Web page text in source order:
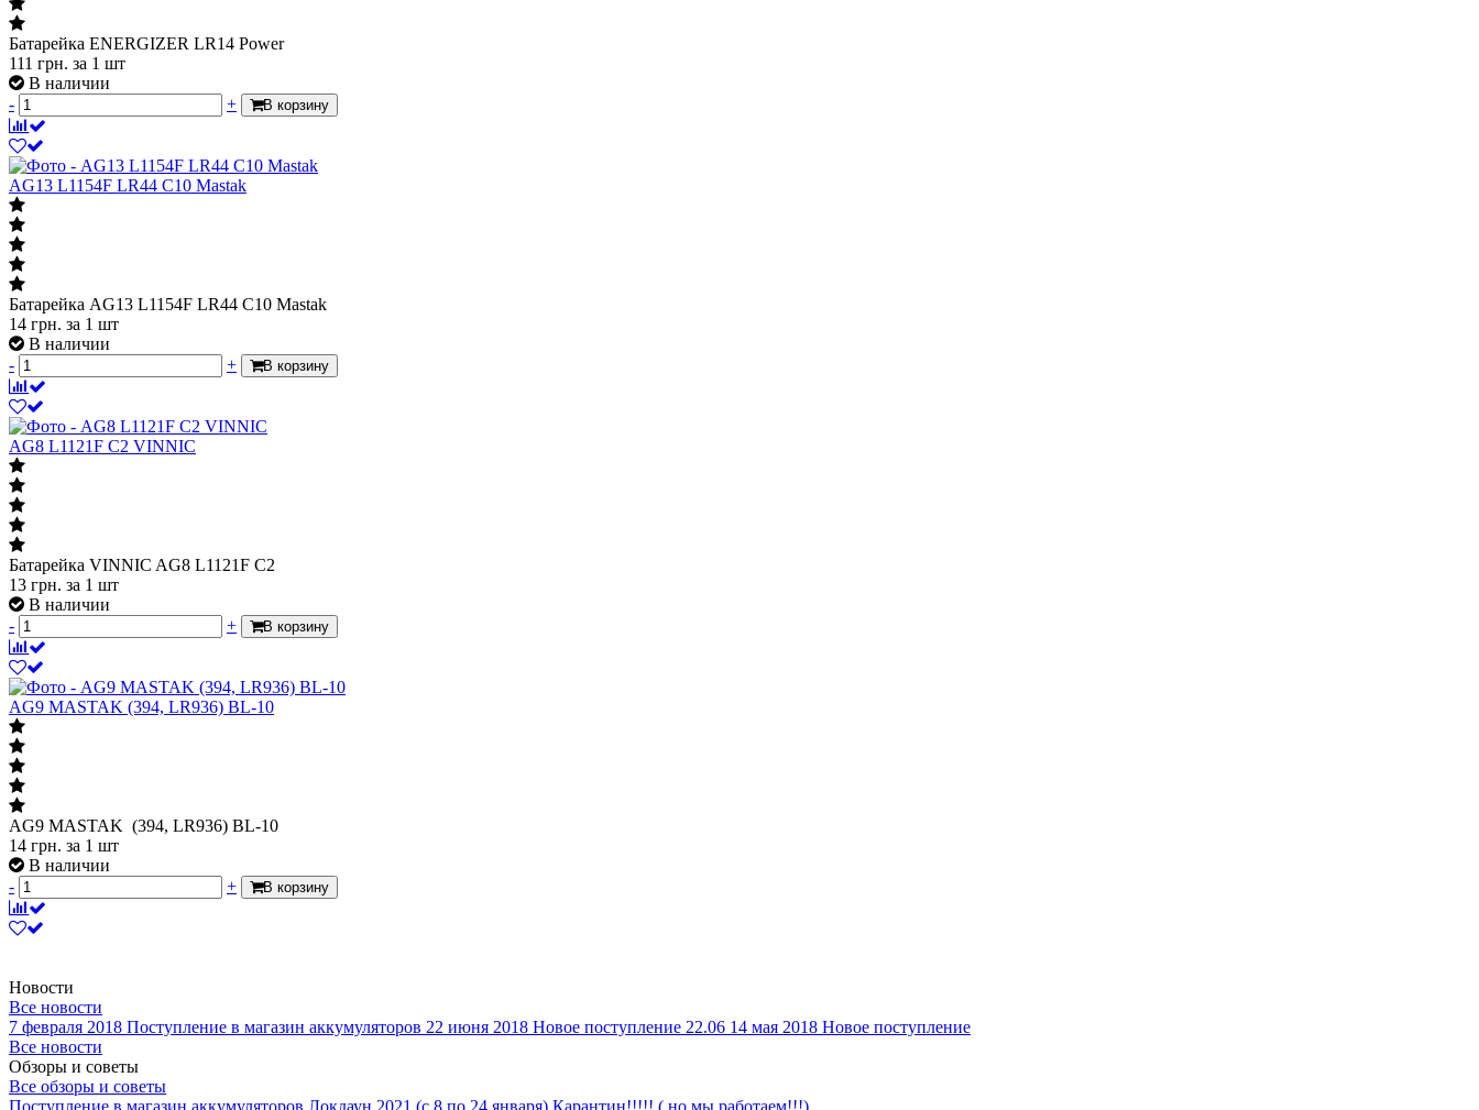
Батарейка ENERGIZER LR14 Power
111 грн. за 1 шт
В наличии
-
+ В корзину
AG13 L1154F LR44 C10 Mastak
Батарейка AG13 L1154F LR44 C10 Mastak
14 грн. за 1 шт
В наличии
-
+ В корзину
AG8 L1121F C2 VINNIC
Батарейка VINNIC AG8 L1121F C2
13 грн. за 1 шт
В наличии
-
+ В корзину
AG9 MASTAK (394, LR936) BL-10
AG9 MASTAK (394, LR936) BL-10
14 грн. за 1 шт
В наличии
-
+ В корзину
Новости
Все новости
7 февраля 2018 Поступление в магазин аккумуляторов 22 июня 2018 Новое поступление 22.06 14 мая 2018 Новое поступление
Все новости
Обзоры и советы
Все обзоры и советы
Поступление в магазин аккумуляторов Локдаун 2021 (с 8 по 24 января) Карантин!!!!! ( но мы работаем!!!)